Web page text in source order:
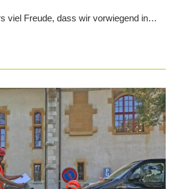
viel Freude, dass wir vorwiegend in…